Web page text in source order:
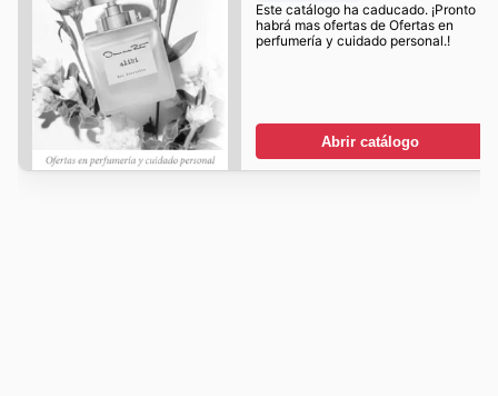
Este catálogo ha caducado. ¡Pronto
habrá mas ofertas de Ofertas en
perfumería y cuidado personal.!
Abrir catálogo